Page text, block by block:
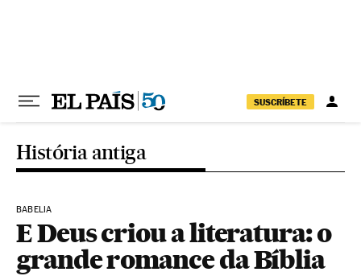
SUSCRÍBETE
História antiga
BABELIA
E Deus criou a literatura: o
grande romance da Bíblia